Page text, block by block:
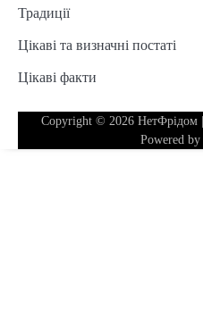
Традиції
Цікаві та визначні постаті
Цікаві факти
Copyright © 2026 НетФрідом
Powered by